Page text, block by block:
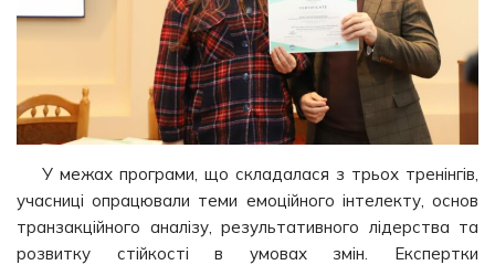
У межах програми, що складалася з трьох тренінгів,
учасниці опрацювали теми емоційного інтелекту, основ
транзакційного аналізу, результативного лідерства та
розвитку стійкості в умовах змін. Експертки